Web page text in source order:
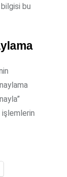
bilgisi bu
işlemlerin